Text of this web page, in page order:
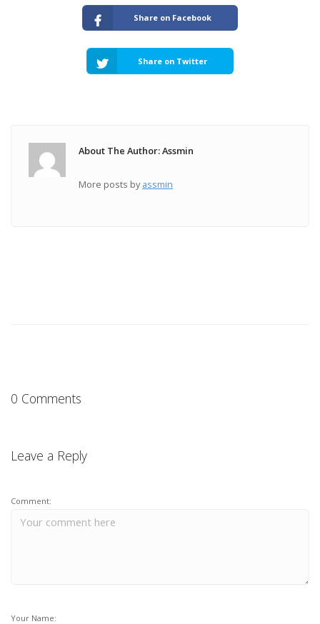
Share on Facebook
Share on Twitter
About The Author: Assmin
More posts byassmin
0 Comments
Leave a Reply
Comment:
Your Name: